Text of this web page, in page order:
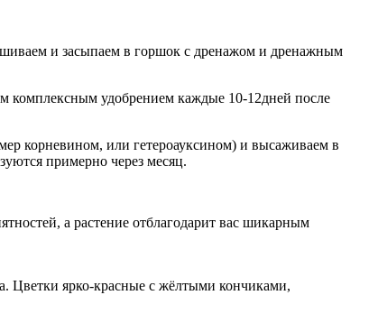
и засыпаем в горшок с дренажом и дренажным
комплексным удобрением каждые 10-12дней после
корневином, или гетероауксином) и высаживаем в
примерно через месяц.
а растение отблагодарит вас шикарным
Цветки ярко-красные с жёлтыми кончиками,